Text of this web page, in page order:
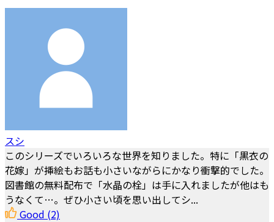
スシ
このシリーズでいろいろな世界を知りました。特に「黒衣の
花嫁」が挿絵もお話も小さいながらにかなり衝撃的でした。
図書館の無料配布で「水晶の栓」は手に入れましたが他はも
うなくて…。ぜひ小さい頃を思い出してシ...
Good (2)